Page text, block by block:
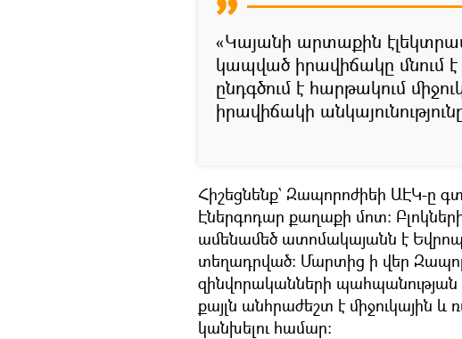
«Կայանի արտաքին
կապված իրավիճակը մնում է
ընդգծում է հարթակում
իրավիճակի
Հիշեցնենք` Զապորոժիեի ԱԷԿ-ը
Էներգոդար քաղաքի մոտ։
ամենամեծ ատոմակայանն է
տեղադրված։ Մարտից ի վեր
զինվորականների պահպանության
քայլն անհրաժեշտ է միջուկային
կանխելու համար: